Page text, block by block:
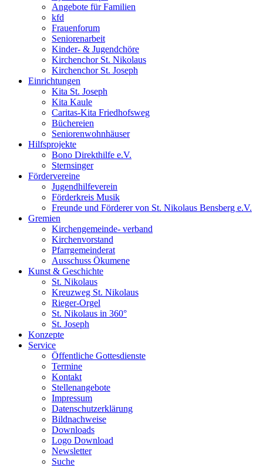
Angebote für Familien
kfd
Frauenforum
Seniorenarbeit
Kinder- & Jugendchöre
Kirchenchor St. Nikolaus
Kirchenchor St. Joseph
Einrichtungen
Kita St. Joseph
Kita Kaule
Caritas-Kita Friedhofsweg
Büchereien
Seniorenwohnhäuser
Hilfsprojekte
Bono Direkthilfe e.V.
Sternsinger
Fördervereine
Jugendhilfeverein
Förderkreis Musik
Freunde und Förderer von St. Nikolaus Bensberg e.V.
Gremien
Kirchengemeinde- verband
Kirchenvorstand
Pfarrgemeinderat
Ausschuss Ökumene
Kunst & Geschichte
St. Nikolaus
Kreuzweg St. Nikolaus
Rieger-Orgel
St. Nikolaus in 360°
St. Joseph
Konzepte
Service
Öffentliche Gottesdienste
Termine
Kontakt
Stellenangebote
Impressum
Datenschutzerklärung
Bildnachweise
Downloads
Logo Download
Newsletter
Suche